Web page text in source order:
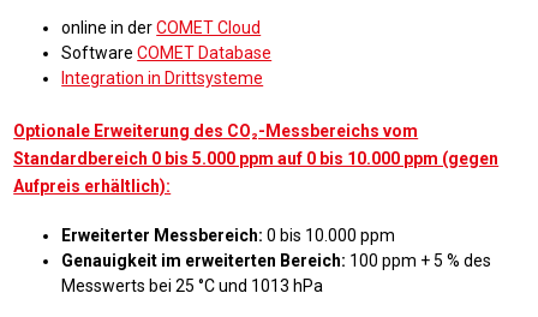
online in derCOMET Cloud
SoftwareCOMET Database
Integration in Drittsysteme
Optionale Erweiterung des CO₂-Messbereichs vom
Standardbereich 0 bis 5.000 ppm auf 0 bis 10.000 ppm (gegen
Aufpreis erhältlich):
Erweiterter Messbereich: 0 bis 10.000 ppm
Genauigkeit im erweiterten Bereich: 100 ppm + 5 % des
Messwerts bei 25 °C und 1013 hPa